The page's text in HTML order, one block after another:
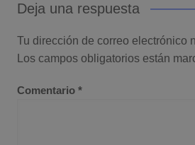
Deja una respuesta
Tu dirección de correo electrónico
Los campos obligatorios están
Comentario *